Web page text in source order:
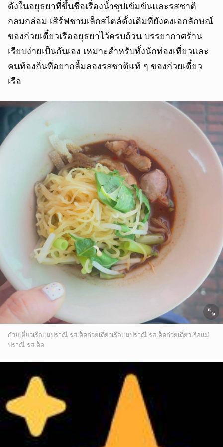
ดังในอยุธยาที่ขึ้นชื่อเรื่องน้ำซุปเข้มข้นและรสชาติ
กลมกล่อม เสิร์ฟชามเล็กสไตล์ดั้งเดิมที่ยังคงเอกลักษณ์
ของก๋วยเตี๋ยวเรืออยุธยาไว้ครบถ้วน บรรยากาศร้าน
เรียบง่ายเป็นกันเอง เหมาะสำหรับทั้งนักท่องเที่ยวและ
คนท้องถิ่นที่อยากลิ้มลองรสชาติแท้ ๆ ของก๋วยเตี๋ยว
เรือ
ก๋วยเตี๋ยวเรือแม่ปราณี รสเด็ดก๋วยเตี๋ยวเรือแม่ปราณี รสเด็ดก๋วยเตี๋ยวเรือแม่
ปราณี รสเด็ด